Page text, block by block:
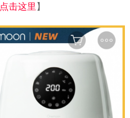
点击这里 】